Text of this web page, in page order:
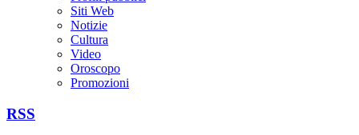
Siti Web
Notizie
Cultura
Video
Oroscopo
Promozioni
RSS